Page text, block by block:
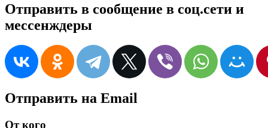
Отправить в сообщение в соц.сети и
мессенждеры
Отправить на Email
От кого